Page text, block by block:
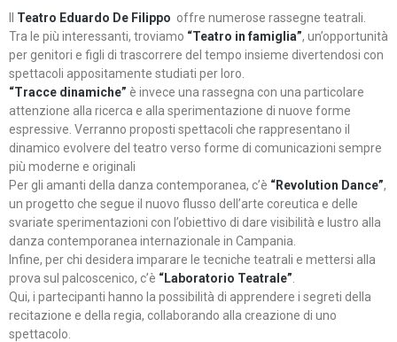
Teatro Eduardo De Filippo offre numerose rassegne teatrali.
Tra le più interessanti, troviamo “Teatro in famiglia”, un’opportunità
per genitori e figli di trascorrere del tempo insieme divertendosi con
spettacoli appositamente studiati per loro.
“Tracce dinamiche” è invece una rassegna con una particolare
attenzione alla ricerca e alla sperimentazione di nuove forme
espressive. Verranno proposti spettacoli che rappresentano il
dinamico evolvere del teatro verso forme di comunicazioni sempre
più moderne e originali
Per gli amanti della danza contemporanea, c’è “Revolution Dance”,
un progetto che segue il nuovo flusso dell’arte coreutica e delle
svariate sperimentazioni con l’obiettivo di dare visibilità e lustro alla
danza contemporanea internazionale in Campania.
Infine, per chi desidera imparare le tecniche teatrali e mettersi alla
prova sul palcoscenico, c’è “Laboratorio Teatrale”
Qui, i partecipanti hanno la possibilità di apprendere i segreti della
recitazione e della regia, collaborando alla creazione di uno
spettacolo.